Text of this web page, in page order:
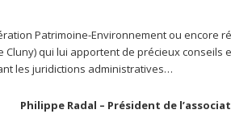
Patrimoine-Environnement ou encore
Cluny) qui lui apportent de précieux conseils
les juridictions administratives…
Philippe Radal – Président de